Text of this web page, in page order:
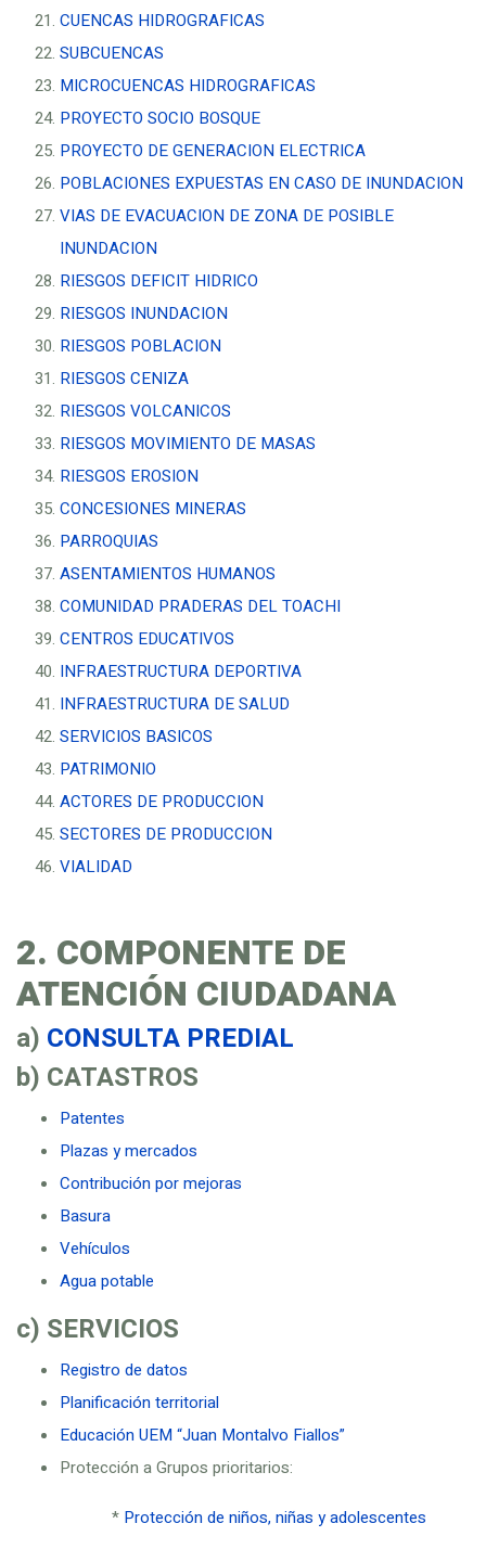
CUENCAS HIDROGRAFICAS
SUBCUENCAS
MICROCUENCAS HIDROGRAFICAS
PROYECTO SOCIO BOSQUE
PROYECTO DE GENERACION ELECTRICA
POBLACIONES EXPUESTAS EN CASO DE INUNDACION
VIAS DE EVACUACION DE ZONA DE POSIBLE
INUNDACION
RIESGOS DEFICIT HIDRICO
RIESGOS INUNDACION
RIESGOS POBLACION
RIESGOS CENIZA
RIESGOS VOLCANICOS
RIESGOS MOVIMIENTO DE MASAS
RIESGOS EROSION
CONCESIONES MINERAS
PARROQUIAS
ASENTAMIENTOS HUMANOS
COMUNIDAD PRADERAS DEL TOACHI
CENTROS EDUCATIVOS
INFRAESTRUCTURA DEPORTIVA
INFRAESTRUCTURA DE SALUD
SERVICIOS BASICOS
PATRIMONIO
ACTORES DE PRODUCCION
SECTORES DE PRODUCCION
VIALIDAD
2. COMPONENTE DE
ATENCIÓN CIUDADANA
a) CONSULTA PREDIAL
b) CATASTROS
Patentes
Plazas y mercados
Contribución por mejoras
Basura
Vehículos
Agua potable
c) SERVICIOS
Registro de datos
Planificación territorial
Educación UEM “Juan Montalvo Fiallos”
Protección a Grupos prioritarios:
* Protección de niños, niñas y adolescentes